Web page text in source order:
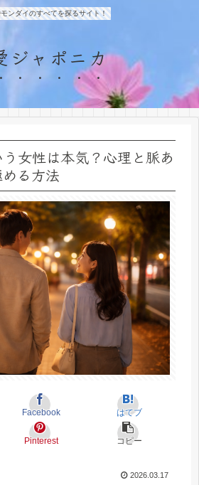
ンダイのすべてを探るサイト！
ジャポニカ
女性は本気？心理と脈あ
る方法
Facebook はてブ
Pinterest コピー
2026.03.17